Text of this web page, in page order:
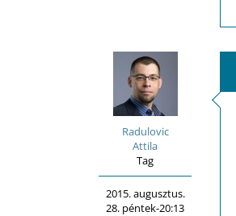
Radulovic
Attila
Tag
2015. augusztus.
28. péntek-20:13